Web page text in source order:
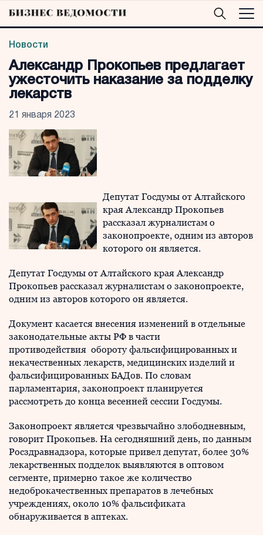
Новости
Александр Прокопьев предлагает
ужесточить наказание за подделку
лекарств
21 января 2023
Депутат Госдумы от Алтайского
края Александр Прокопьев
рассказал журналистам о
законопроекте, одним из авторов
которого он является.
Депутат Госдумы от Алтайского края Александр
Прокопьев рассказал журналистам о законопроекте,
одним из авторов которого он является.
Документ касается внесения изменений в отдельные
законодательные акты РФ в части
противодействия обороту фальсифицированных и
некачественных лекарств, медицинских изделий и
фальсифицированных БАДов. По словам
парламентария, законопроект планируется
рассмотреть до конца весенней сессии Госдумы.
Законопроект является чрезвычайно злободневным,
говорит Прокопьев. На сегодняшний день, по данным
Росздравнадзора, которые привел депутат, более 30%
лекарственных подделок выявляются в оптовом
сегменте, примерно такое же количество
недоброкачественных препаратов в лечебных
учреждениях, около 10% фальсификата
обнаруживается в аптеках.